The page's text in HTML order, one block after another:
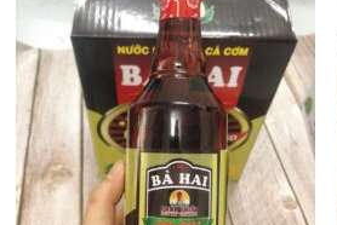
Add to
wishlist